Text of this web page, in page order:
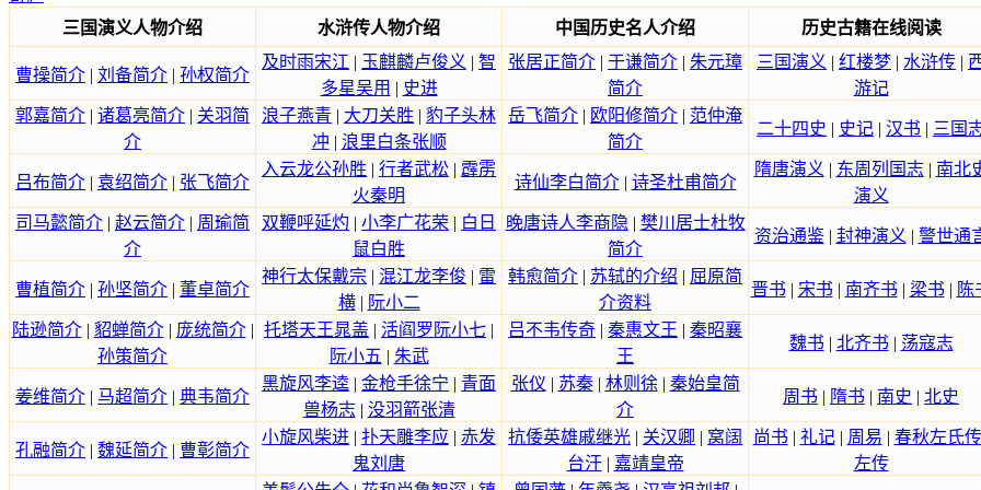
三国演义人物介绍
水浒传人物介绍 中国历史名人介绍 历史古籍在线阅读
曹操简介 | 刘备简介 | 孙权简介
及时雨宋江 | 玉麒麟卢俊义 | 智
多星吴用 | 史进
张居正简介 | 于谦简介 | 朱元璋
简介
三国演义 | 红楼梦 | 水浒传 |
游记
郭嘉简介 | 诸葛亮简介 | 关羽简
介
浪子燕青 | 大刀关胜 | 豹子头林
冲 | 浪里白条张顺
岳飞简介 | 欧阳修简介 | 范仲淹
简介
二十四史 | 史记 | 汉书 | 三国
吕布简介 | 袁绍简介 | 张飞简介
入云龙公孙胜 | 行者武松 | 霹雳
火秦明
诗仙李白简介| 诗圣杜甫简介
隋唐演义 | 东周列国志| 南北
演义
司马懿简介 | 赵云简介 | 周瑜简
介
双鞭呼延灼 | 小李广花荣 | 白日
鼠白胜
晚唐诗人李商隐 | 樊川居士杜牧
简介
资治通鉴| 封神演义 | 警世通
曹植简介 | 孙坚简介 | 董卓简介
神行太保戴宗 | 混江龙李俊 | 雷
横| 阮小二
韩愈简介 | 苏轼的介绍 | 屈原简
介资料
晋书 | 宋书 | 南齐书 | 梁书 | 陈
陆逊简介| 貂蝉简介| 庞统简介|
孙策简介
托塔天王晁盖 | 活阎罗阮小七 |
阮小五 | 朱武
吕不韦传奇 | 秦惠文王 | 秦昭襄
王
魏书 | 北齐书 | 荡寇志
姜维简介 | 马超简介 | 典韦简介
黑旋风李逵 | 金枪手徐宁 | 青面
兽杨志| 没羽箭张清
张仪 | 苏秦| 林则徐| 秦始皇简
介
周书 | 隋书 | 南史 | 北史
孔融简介 | 魏延简介 | 曹彰简介
小旋风柴进 | 扑天雕李应 | 赤发
鬼刘唐
抗倭英雄戚继光 | 关汉卿 | 窝阔
台汗| 嘉靖皇帝
尚书 | 礼记| 周易 | 春秋左氏传
左传